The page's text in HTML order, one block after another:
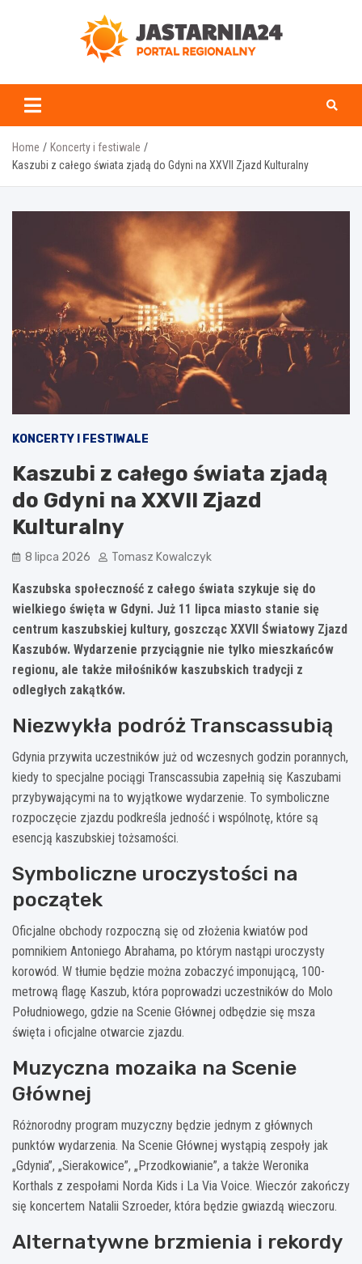
jastarnia24.pl
Home
Koncerty i festiwale
Kaszubi z całego świata zjadą do Gdyni na XXVII Zjazd Kulturalny
KONCERTY I FESTIWALE
Kaszubi z całego świata zjadą
do Gdyni na XXVII Zjazd
Kulturalny
8 lipca 2026 Tomasz Kowalczyk
Kaszubska społeczność z całego świata szykuje się do
wielkiego święta w Gdyni. Już 11 lipca miasto stanie się
centrum kaszubskiej kultury, goszcząc XXVII Światowy Zjazd
Kaszubów. Wydarzenie przyciągnie nie tylko mieszkańców
regionu, ale także miłośników kaszubskich tradycji z
odległych zakątków.
Niezwykła podróż Transcassubią
Gdynia przywita uczestników już od wczesnych godzin porannych,
kiedy to specjalne pociągi Transcassubia zapełnią się Kaszubami
przybywającymi na to wyjątkowe wydarzenie. To symboliczne
rozpoczęcie zjazdu podkreśla jedność i wspólnotę, które są
esencją kaszubskiej tożsamości.
Symboliczne uroczystości na
początek
Oficjalne obchody rozpoczną się od złożenia kwiatów pod
pomnikiem Antoniego Abrahama, po którym nastąpi uroczysty
korowód. W tłumie będzie można zobaczyć imponującą, 100-
metrową flagę Kaszub, która poprowadzi uczestników do Molo
Południowego, gdzie na Scenie Głównej odbędzie się msza
święta i oficjalne otwarcie zjazdu.
Muzyczna mozaika na Scenie
Głównej
Różnorodny program muzyczny będzie jednym z głównych
punktów wydarzenia. Na Scenie Głównej wystąpią zespoły jak
„Gdynia”, „Sierakowice”, „Przodkowianie”, a także Weronika
Korthals z zespołami Norda Kids i La Via Voice. Wieczór zakończy
się koncertem Natalii Szroeder, która będzie gwiazdą wieczoru.
Alternatywne brzmienia i rekordy